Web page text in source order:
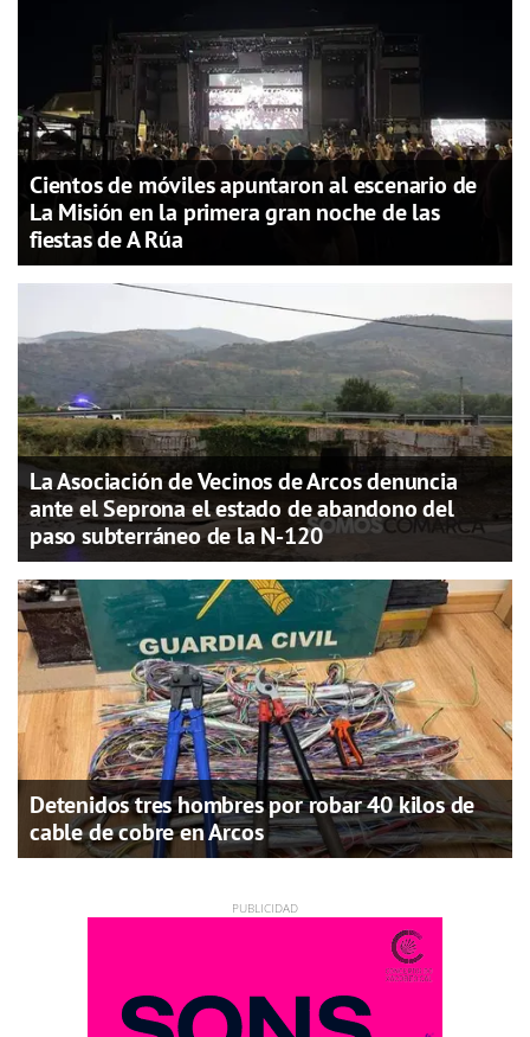
Cientos de móviles apuntaron al escenario de
La Misión en la primera gran noche de las
fiestas de A Rúa
La Asociación de Vecinos de Arcos denuncia
ante el Seprona el estado de abandono del
paso subterráneo de la N-120
Detenidos tres hombres por robar 40 kilos de
cable de cobre en Arcos